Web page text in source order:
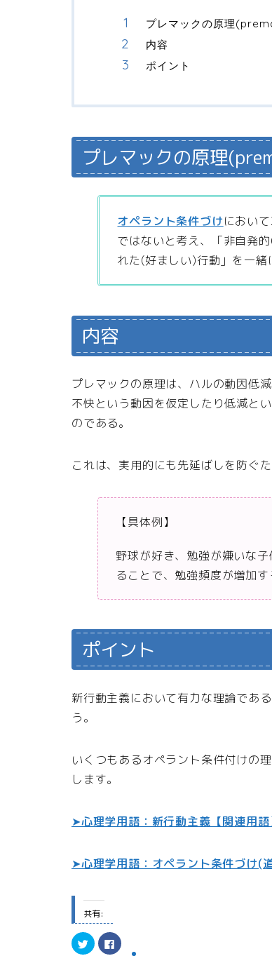
プレマックの原理
内容
ポイント
プレマックの原理
オペラント条件づけにおい
ではないと考え、「非自発
れた(好ましい)行動」を一緒
内容
プレマックの原理は、ハルの動因低
不快という動因を仮定したり低減と
のである。
これは、実用的にも先延ばしを防ぐ
【具体例】
野球が好き、勉強が嫌いな
ることで、勉強頻度が増加す
ポイント
新行動主義において有力な理論であ
う。
いくつもあるオペラント条件付けの
します。
➤心理学用語：新行動主義【関連用語
➤心理学用語：オペラント条件づけ(
共有:
ク
リ
F
a